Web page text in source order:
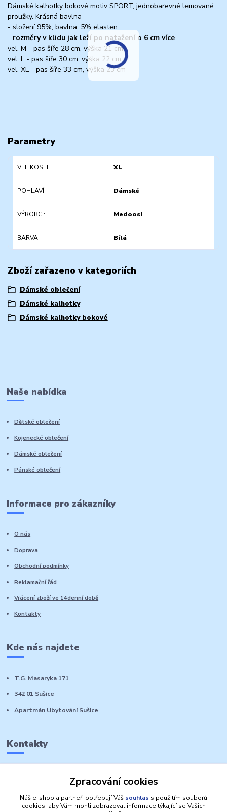
Dámské kalhotky bokové motiv SPORT, jednobarevné lemované
proužky. Krásná bavlna
- složení 95%, bavlna, 5% elasten
- rozměry v klidu jak leží po natažení o 6 cm více
vel. M - pas šíře 28 cm, výška 21 cm
vel. L - pas šíře 30 cm, výška 22 cm
vel. XL - pas šíře 33 cm, výška 23 cm
Parametry
VELIKOSTI XL
POHLAVÍ Dámské
VÝROBCI Medoosi
BARVA Bílá
Zboží zařazeno v kategoriích
Dámské oblečení
Dámské kalhotky
Dámské kalhotky bokové
Naše nabídka
Dětské oblečení
Kojenecké oblečení
Dámské oblečení
Pánské oblečení
Informace pro zákazníky
O nás
Doprava
Obchodní podmínky
Reklamační řád
Vrácení zboží ve 14denní době
Kontakty
Kde nás najdete
T.G. Masaryka 171
342 01 Sušice
Apartmán Ubytování Sušice
Kontakty
Zpracování cookies
Náš e-shop a partneři potřebují Váš souhlas s použitím souborů
cookies, aby Vám mohli zobrazovat informace týkající se Vašich